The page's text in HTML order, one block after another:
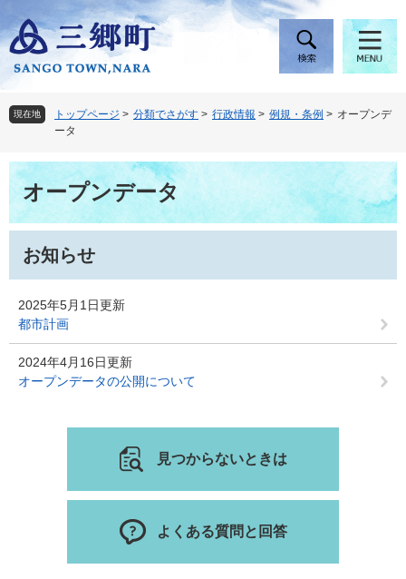
ー
ジ
頭
で
。
ニ
ュ
飛
ば
て
現在地 トップページ > 分類でさがす > 行政情報 > 例規・条例 > オープンデ
ータ
本
文オープンデータ
お知らせ
2025年5月1日更新
都市計画
2024年4月16日更新
オープンデータの公開について
見つからないときは
よくある質問と回答